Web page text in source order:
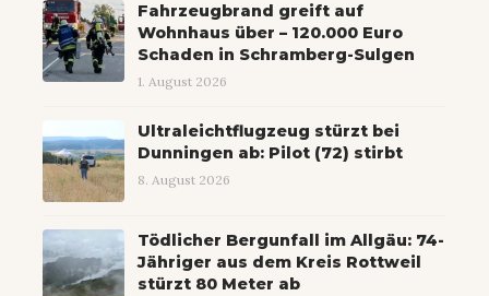
Fahrzeugbrand greift auf
Wohnhaus über – 120.000 Euro
Schaden in Schramberg-Sulgen
1. August 2026
Ultraleichtflugzeug stürzt bei
Dunningen ab: Pilot (72) stirbt
8. August 2026
Tödlicher Bergunfall im Allgäu: 74-
Jähriger aus dem Kreis Rottweil
stürzt 80 Meter ab